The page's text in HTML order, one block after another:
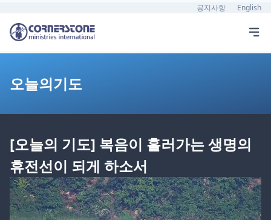
공지사항 English
오늘의기도
[오늘의 기도] 복음이 흘러가는 생명의
휴전선이 되게 하소서